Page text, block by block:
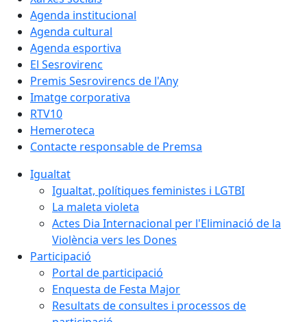
Agenda institucional
Agenda cultural
Agenda esportiva
El Sesrovirenc
Premis Sesrovirencs de l'Any
Imatge corporativa
RTV10
Hemeroteca
Contacte responsable de Premsa
Igualtat
Igualtat, polítiques feministes i LGTBI
La maleta violeta
Actes Dia Internacional per l'Eliminació de la
Violència vers les Dones
Participació
Portal de participació
Enquesta de Festa Major
Resultats de consultes i processos de